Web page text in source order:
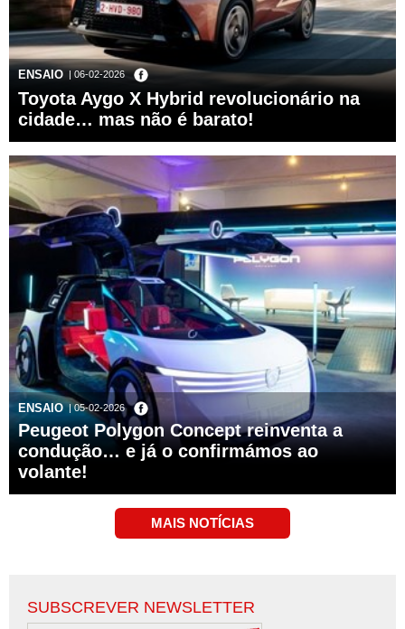
ENSAIO | 06-02-2026
Toyota Aygo X Hybrid revolucionário na
cidade… mas não é barato!
ENSAIO | 05-02-2026
Peugeot Polygon Concept reinventa a
condução… e já o confirmámos ao
volante!
SUBSCREVER NEWSLETTER